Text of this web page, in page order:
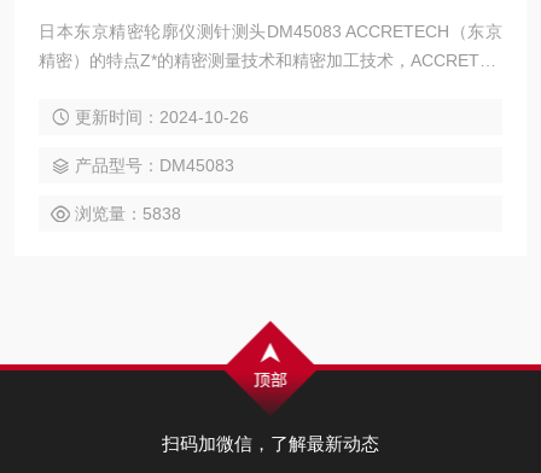
日本东京精密轮廓仪测针测头DM45083 ACCRETECH（东京
精密）的特点Z*的精密测量技术和精密加工技术，ACCRETEC
更新时间：2024-10-26
产品型号：DM45083
浏览量：5838
扫码加微信，了解最新动态